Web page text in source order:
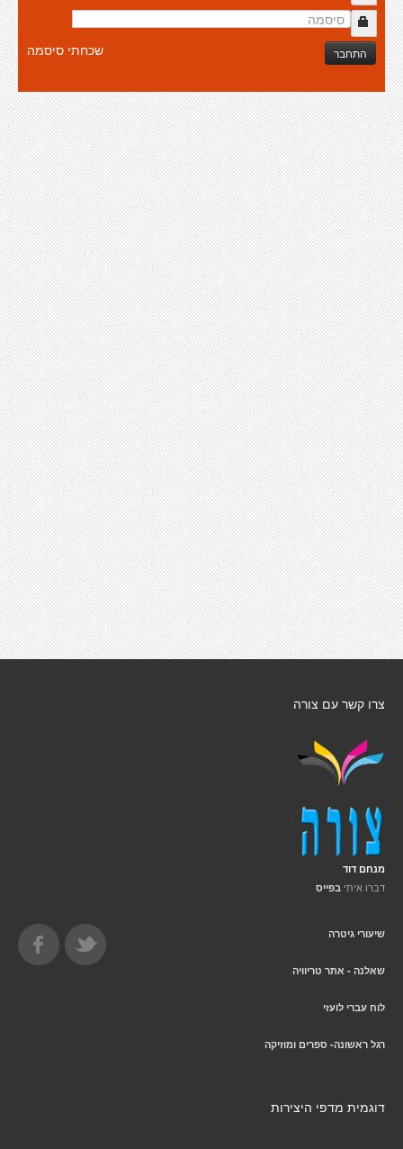
התחבר שכחתי סיסמה
צרו קשר עם צורה
מנחם דוד
דברו איתי בפייס
שיעורי גיטרה
שאלנה - אתר טריוויה
לוח עברי לועזי
רגל ראשונה- ספרים ומוזיקה
דוגמית מדפי היצירות